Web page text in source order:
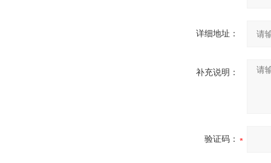
详细地址：
补充说明：
验证码：